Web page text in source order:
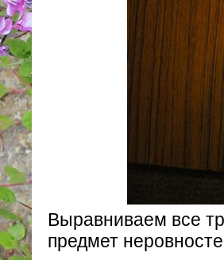
Выравниваем все
предмет